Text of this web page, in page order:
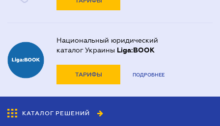
Национальный юридический
каталог Украины Liga:BOOK
ТАРИФЫ ПОДРОБНЕЕ
КАТАЛОГ РЕШЕНИЙ